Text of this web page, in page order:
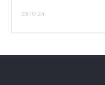
23.10.24